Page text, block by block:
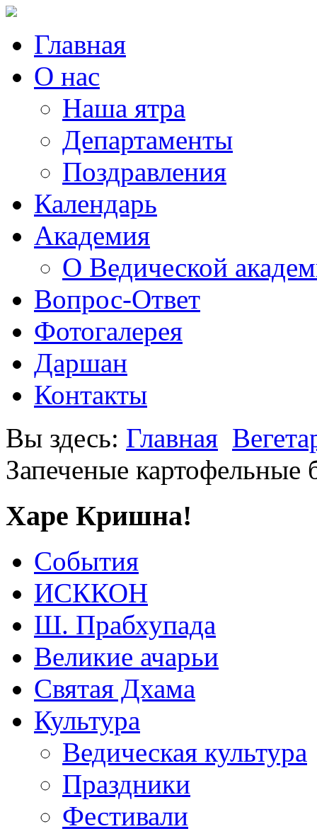
Главная
О нас
Наша ятра
Департаменты
Поздравления
Календарь
Академия
О Ведической
Вопрос-Ответ
Фотогалерея
Даршан
Контакты
Вы здесь: Главная
Запеченые картофельные
Харе Кришна!
События
ИСККОН
Ш. Прабхупада
Великие ачарьи
Святая Дхама
Культура
Ведическая культура
Праздники
Фестивали